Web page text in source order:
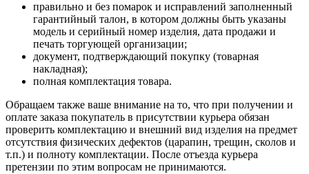
правильно и без помарок и исправлений заполненный
гарантийный талон, в котором должны быть указаны
модель и серийный номер изделия, дата продажи и
печать торгующей организации;
документ, подтверждающий покупку (товарная
накладная);
полная комплектация товара.
Обращаем также ваше внимание на то, что при получении и
оплате заказа покупатель в присутствии курьера обязан
проверить комплектацию и внешний вид изделия на предмет
отсутствия физических дефектов (царапин, трещин, сколов и
т.п.) и полноту комплектации. После отъезда курьера
претензии по этим вопросам не принимаются.